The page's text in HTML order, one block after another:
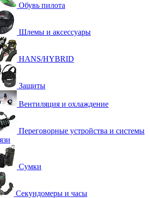
Обувь пилота
Шлемы и аксессуары
HANS/HYBRID
Защиты
Вентиляция и охлаждение
Переговорные устройства и системы
Сумки
Секундомеры и часы